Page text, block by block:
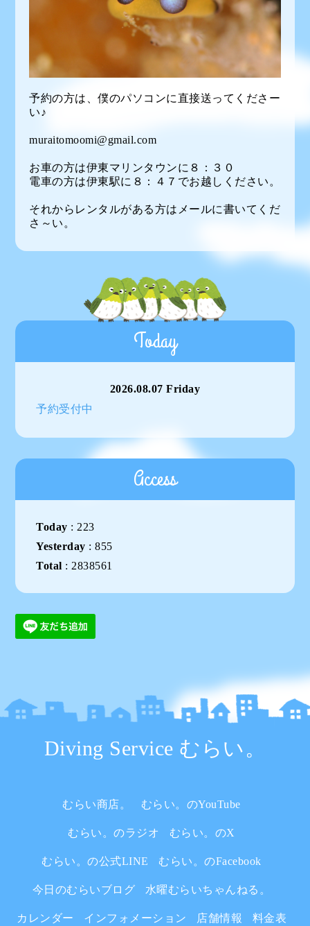
予約の方は、僕のパソコンに直接送ってくださー
い♪
muraitomoomi@gmail.com
お車の方は伊東マリンタウンに８：３０
電車の方は伊東駅に８：４７でお越しください。
それからレンタルがある方はメールに書いてくだ
さ～い。
Today
2026.08.07 Friday
予約受付中
Access
Today : 223
Yesterday :855
Total : 2838561
Diving Service むらい。
むらい商店。 むらい。のYouTube
むらい。のラジオ むらい。のX
むらい。の公式LINE むらい。のFacebook
今日のむらいブログ 水曜むらいちゃんねる。
カレンダー インフォメーション 店舗情報 料金表